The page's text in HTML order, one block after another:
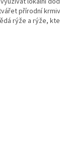
přírodní
rýže a rýže,